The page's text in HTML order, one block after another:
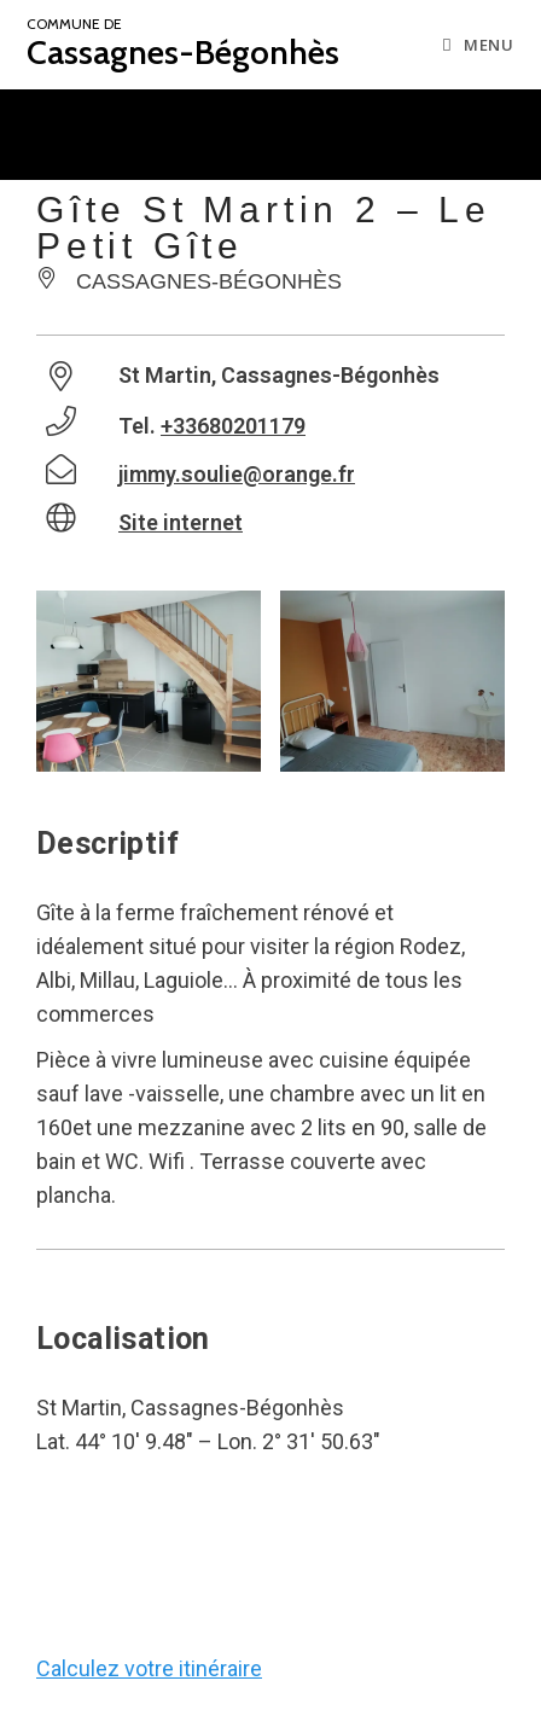
COMMUNE DE
Cassagnes-Bégonhès MENU
Gîte St Martin 2 – Le
Petit Gîte
CASSAGNES-BÉGONHÈS
St Martin, Cassagnes-Bégonhès
Tel. +33680201179
jimmy.soulie@orange.fr
Site internet
Descriptif
Gîte à la ferme fraîchement rénové et
idéalement situé pour visiter la région Rodez,
Albi, Millau, Laguiole… À proximité de tous les
commerces
Pièce à vivre lumineuse avec cuisine équipée
sauf lave -vaisselle, une chambre avec un lit en
160et une mezzanine avec 2 lits en 90, salle de
bain et WC. Wifi . Terrasse couverte avec
plancha.
Localisation
St Martin, Cassagnes-Bégonhès
Lat. 44° 10′ 9.48″ – Lon. 2° 31′ 50.63″
Calculez votre itinéraire